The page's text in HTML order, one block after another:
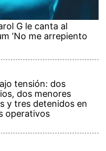
G le canta al
‘No me arrepiento
tensión: dos
dos menores
y tres detenidos en
operativos